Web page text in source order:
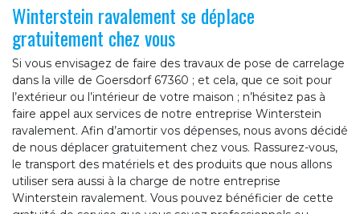
Winterstein ravalement se déplace
gratuitement chez vous
Si vous envisagez de faire des travaux de pose de carrelage
dans la ville de Goersdorf 67360 ; et cela, que ce soit pour
l’extérieur ou l’intérieur de votre maison ; n’hésitez pas à
faire appel aux services de notre entreprise Winterstein
ravalement. Afin d’amortir vos dépenses, nous avons décidé
de nous déplacer gratuitement chez vous. Rassurez-vous,
le transport des matériels et des produits que nous allons
utiliser sera aussi à la charge de notre entreprise
Winterstein ravalement. Vous pouvez bénéficier de cette